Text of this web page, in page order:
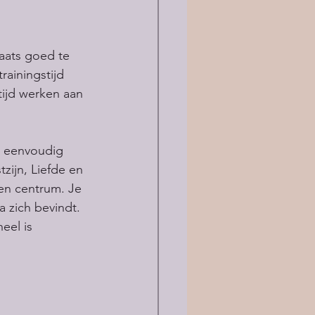
goed te
werken aan
eenvoudig
Liefde en
centrum. Je
zich bevindt.
is